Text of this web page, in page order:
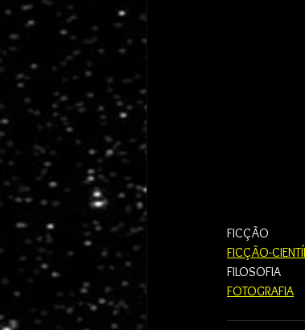
FICÇÃO
FICÇÃO-
FILOSOFIA
FOTOGRAFIA